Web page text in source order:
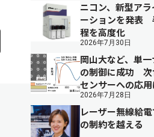
ニコン、新型ア
ーションを発表
程を高度化
2026年7月30日
岡山大など、単
の制御に成功 次
センサーへの応
2026年7月28日
レーザー無線給
の制約を越える